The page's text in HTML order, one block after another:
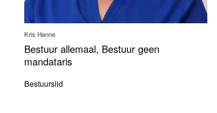
Kris Hanne
Bestuur allemaal, Bestuur geen
mandataris
Bestuurslid